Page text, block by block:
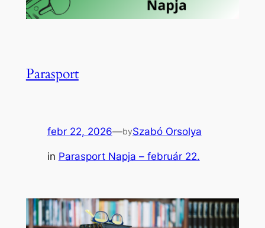
Parasport
febr 22, 2026—bySzabó Orsolya
in Parasport Napja – február 22.